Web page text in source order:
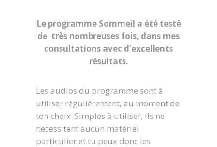
Le programme Sommeil a été testé
de très nombreuses fois, dans mes
consultations avec d’excellents
résultats.
Les audios du programme sont à
utiliser régulièrement, au moment de
ton choix. Simples à utiliser, ils ne
nécessitent aucun matériel
particulier et tu peux donc les